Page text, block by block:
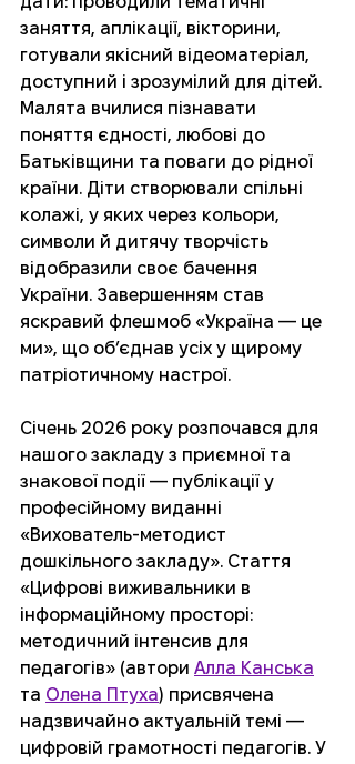
заняття, аплікації, вікторини,
готували якісний відеоматеріал,
доступний і зрозумілий для дітей.
Малята вчилися пізнавати
поняття єдності, любові до
Батьківщини та поваги до рідної
країни. Діти створювали спільні
колажі, у яких через кольори,
символи й дитячу творчість
відобразили своє бачення
України. Завершенням став
яскравий флешмоб «Україна — це
ми», що об’єднав усіх у щирому
патріотичному настрої.
Січень 2026 року розпочався для
нашого закладу з приємної та
знакової події — публікації у
професійному виданні
«Вихователь-методист
дошкільного закладу». Стаття
«Цифрові виживальники в
інформаційному просторі:
методичний інтенсив для
педагогів» (автори Алла Канська
та Олена Птуха) присвячена
надзвичайно актуальній темі —
цифровій грамотності педагогів. У